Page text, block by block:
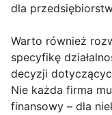
dla
Warto również
specyfikę
decyzji
Nie każda firma
finansowy – dla